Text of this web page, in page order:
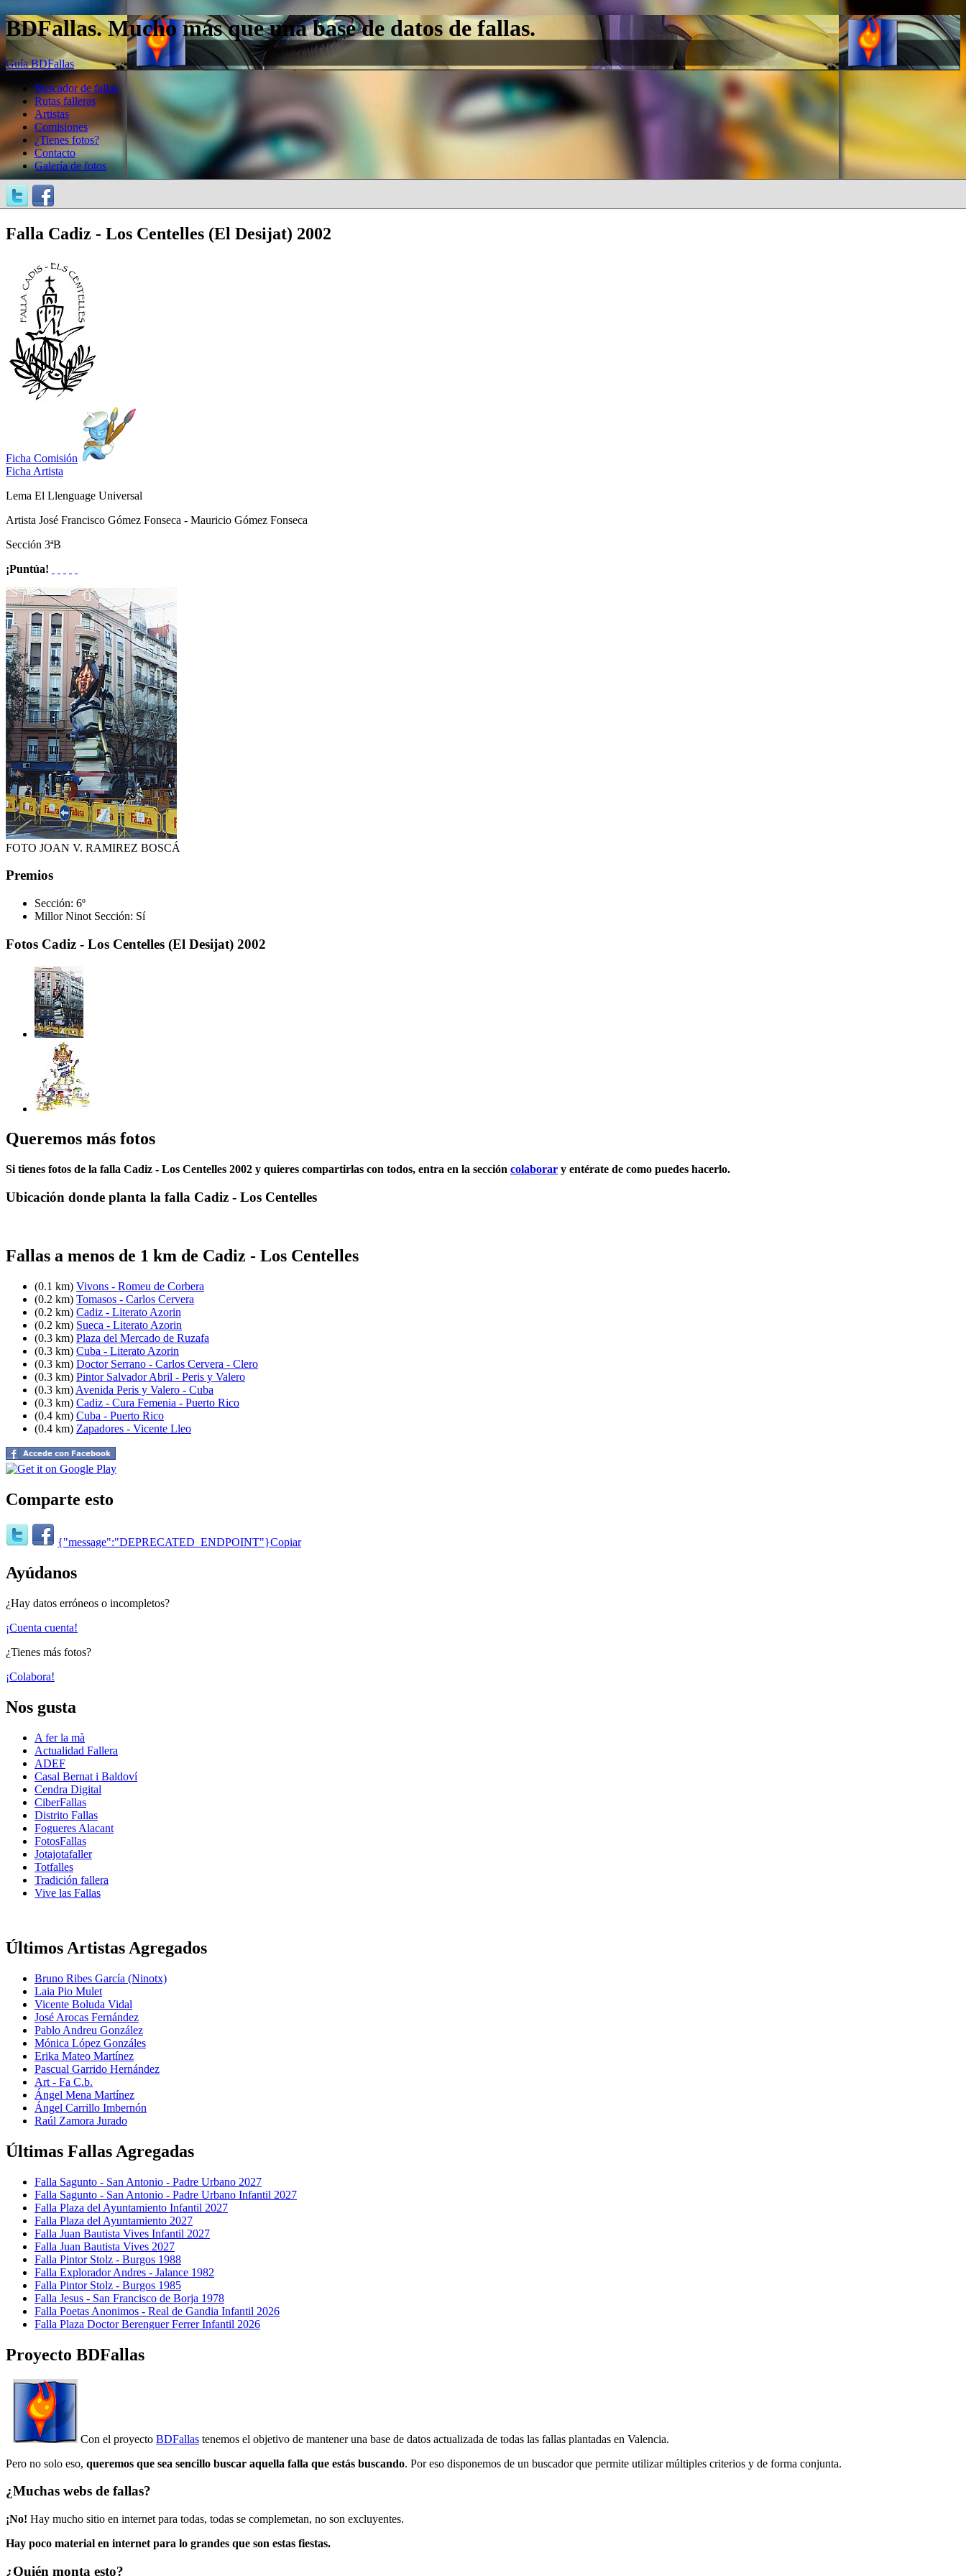
BDFallas. Mucho más que una base de datos de fallas.
Guía BDFallas
Buscador de fallas
Rutas falleras
Artistas
Comisiones
¿Tienes fotos?
Contacto
Galería de fotos
Falla Cadiz - Los Centelles (El Desijat) 2002
Ficha Comisión
Ficha Artista
Lema El Llenguage Universal
Artista José Francisco Gómez Fonseca - Mauricio Gómez Fonseca
Sección 3ªB
¡Puntúa!
FOTO JOAN V. RAMIREZ BOSCÁ
Premios
Sección: 6º
Millor Ninot Sección: Sí
Fotos Cadiz - Los Centelles (El Desijat) 2002
Queremos más fotos
Si tienes fotos de la falla Cadiz - Los Centelles 2002 y quieres compartirlas con todos, entra en la sección colaborar y entérate de como puedes hacerlo.
Ubicación donde planta la falla Cadiz - Los Centelles
Fallas a menos de 1 km de Cadiz - Los Centelles
(0.1 km) Vivons - Romeu de Corbera
(0.2 km) Tomasos - Carlos Cervera
(0.2 km) Cadiz - Literato Azorin
(0.2 km) Sueca - Literato Azorin
(0.3 km) Plaza del Mercado de Ruzafa
(0.3 km) Cuba - Literato Azorin
(0.3 km) Doctor Serrano - Carlos Cervera - Clero
(0.3 km) Pintor Salvador Abril - Peris y Valero
(0.3 km) Avenida Peris y Valero - Cuba
(0.3 km) Cadiz - Cura Femenia - Puerto Rico
(0.4 km) Cuba - Puerto Rico
(0.4 km) Zapadores - Vicente Lleo
Comparte esto
{"message":"DEPRECATED_ENDPOINT"}Copiar
Ayúdanos
¿Hay datos erróneos o incompletos?
¡Cuenta cuenta!
¿Tienes más fotos?
¡Colabora!
Nos gusta
A fer la mà
Actualidad Fallera
ADEF
Casal Bernat i Baldoví
Cendra Digital
CiberFallas
Distrito Fallas
Fogueres Alacant
FotosFallas
Jotajotafaller
Totfalles
Tradición fallera
Vive las Fallas
Últimos Artistas Agregados
Bruno Ribes García (Ninotx)
Laia Pio Mulet
Vicente Boluda Vidal
José Arocas Fernández
Pablo Andreu González
Mónica López Gonzáles
Erika Mateo Martínez
Pascual Garrido Hernández
Art - Fa C.b.
Ángel Mena Martínez
Ángel Carrillo Imbernón
Raúl Zamora Jurado
Últimas Fallas Agregadas
Falla Sagunto - San Antonio - Padre Urbano 2027
Falla Sagunto - San Antonio - Padre Urbano Infantil 2027
Falla Plaza del Ayuntamiento Infantil 2027
Falla Plaza del Ayuntamiento 2027
Falla Juan Bautista Vives Infantil 2027
Falla Juan Bautista Vives 2027
Falla Pintor Stolz - Burgos 1988
Falla Explorador Andres - Jalance 1982
Falla Pintor Stolz - Burgos 1985
Falla Jesus - San Francisco de Borja 1978
Falla Poetas Anonimos - Real de Gandia Infantil 2026
Falla Plaza Doctor Berenguer Ferrer Infantil 2026
Proyecto BDFallas
Con el proyecto BDFallas tenemos el objetivo de mantener una base de datos actualizada de todas las fallas plantadas en Valencia.
Pero no solo eso, queremos que sea sencillo buscar aquella falla que estás buscando. Por eso disponemos de un buscador que permite utilizar múltiples criterios y de forma conjunta.
¿Muchas webs de fallas?
¡No! Hay mucho sitio en internet para todas, todas se complemetan, no son excluyentes.
Hay poco material en internet para lo grandes que son estas fiestas.
¿Quién monta esto?